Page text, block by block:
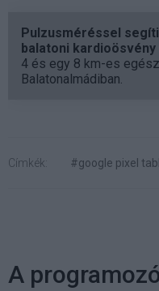
Pulzusméréssel
balatoni kardioösvény
4 és egy 8 km-es
Balatonalmádiban.
Címkék: #google pixel
A